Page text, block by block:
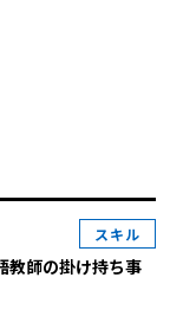
スキル
教師の掛け持ち事